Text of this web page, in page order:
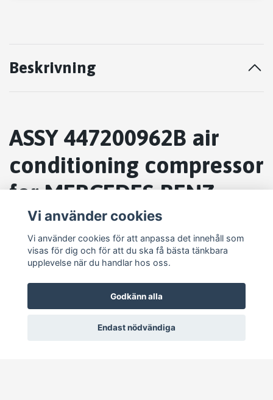
Beskrivning
ASSY 447200962B air
conditioning compressor
for MERCEDES-BENZ
SPRINTER 5-T
Vi använder cookies
Vi använder cookies för att anpassa det innehåll som
visas för dig och för att du ska få bästa tänkbara
upplevelse när du handlar hos oss.
Godkänn alla
Endast nödvändiga